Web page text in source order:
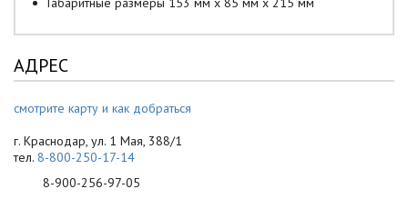
АДРЕС
смотрите карту и как добраться
г. Краснодар, ул. 1 Мая, 388/1
тел. 8-800-250-17-14
8-900-256-97-05